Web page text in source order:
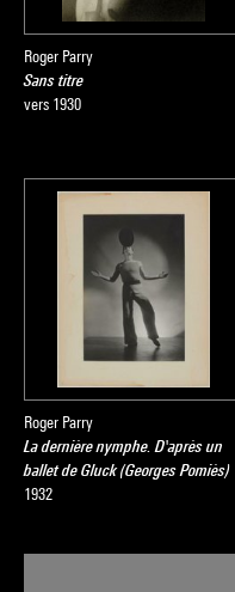
Roger Parry
Sans titre
vers 1930
Roger Parry
La dernière nymphe. D'après un
ballet de Gluck (Georges Pomiès)
1932